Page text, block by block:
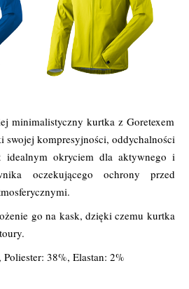
minimalistyczny kurtka z Goretexem
kompresyjności, oddychalności
idealnym okryciem dla aktywnego i
oczekującego ochrony przed
go na kask, dzięki czemu kurtka
38%, Elastan: 2%